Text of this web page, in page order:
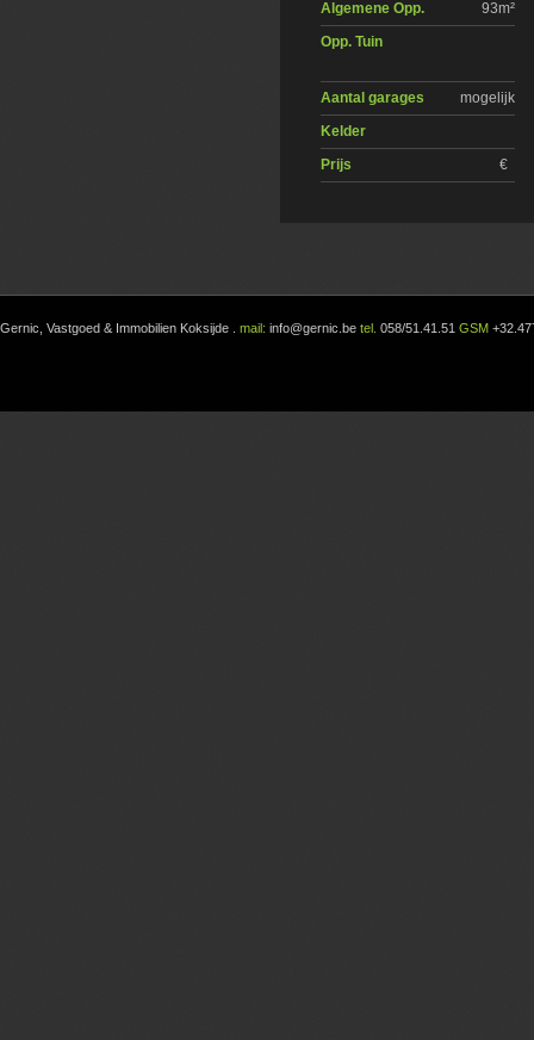
Algemene Opp.
93m²
Opp. Tuin
Aantal garages
mogelijk
Kelder
Prijs
€
Gernic, Vastgoed & Immobilien Koksijde mail: info@gernic.be tel. 058/51.41.51 GSM